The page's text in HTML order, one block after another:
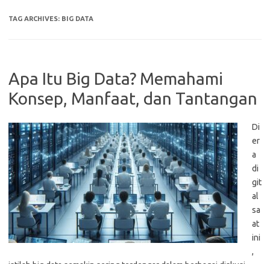
TAG ARCHIVES: BIG DATA
Apa Itu Big Data? Memahami
Konsep, Manfaat, dan Tantangan
Di
er
a
di
git
al
sa
at
ini
,